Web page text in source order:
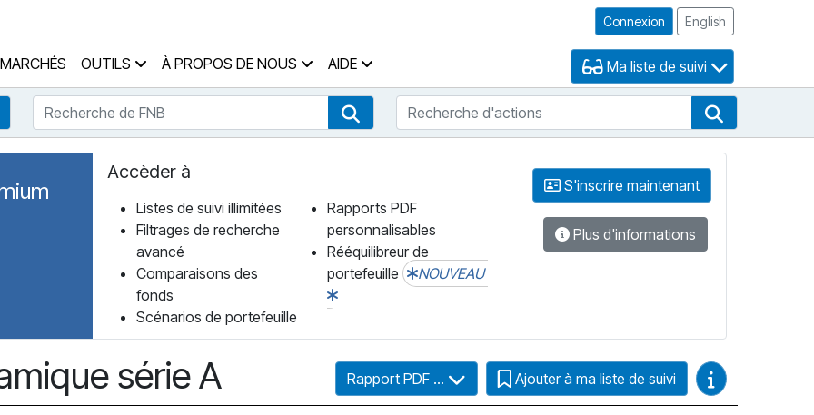
Connexion English
MARCHÉS OUTILS À PROPOS DE NOUS AIDE Ma liste de suivi
Recherche de fonds
Recherche de FNB Recherche de FNB
Recherche d'actions
Accèder à
Listes de suivi illimitées
Filtrages de recherche
avancé
Comparaisons des
fonds
Scénarios de portefeuille
Rapports PDF
personnalisables
Rééquilibreur de
portefeuille
NOUVEAU
S'inscrire maintenant
Plus d'informations
série A Rapport PDF ... Ajouter à ma liste de suivi Guides vidéo